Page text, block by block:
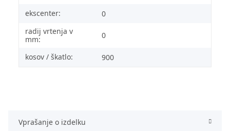
ekscenter:
0
radij vrtenja v
mm:
0
kosov / škatlo: 900
Vprašanje o izdelku